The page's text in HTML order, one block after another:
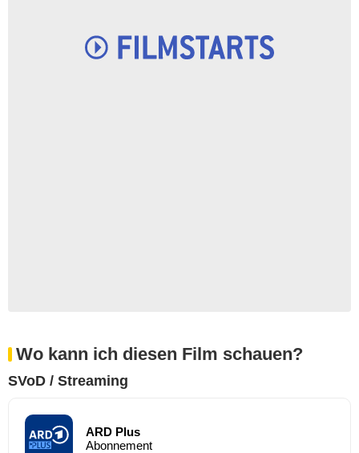
Wo kann ich diesen Film schauen?
SVoD / Streaming
ARD Plus
Abonnement